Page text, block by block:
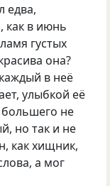
едва,
как в июнь
густых
она?
в неё
улыбкой её
не
но так и не
как хищник,
а мог